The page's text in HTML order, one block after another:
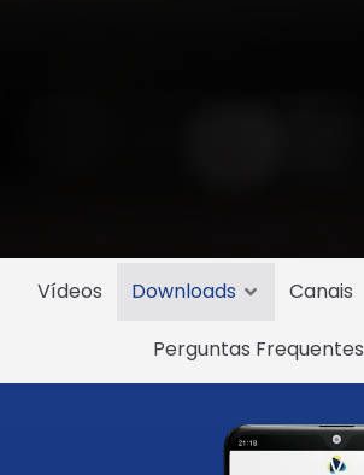
Vídeos Downloads Canais
Perguntas Frequentes